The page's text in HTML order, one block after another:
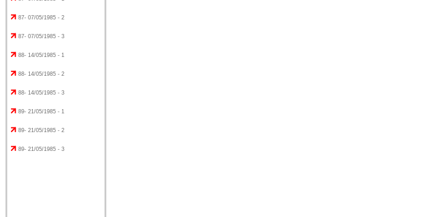
87- 07/05/1985 - 2
87- 07/05/1985 - 3
88- 14/05/1985 - 1
88- 14/05/1985 - 2
88- 14/05/1985 - 3
89- 21/05/1985 - 1
89- 21/05/1985 - 2
89- 21/05/1985 - 3